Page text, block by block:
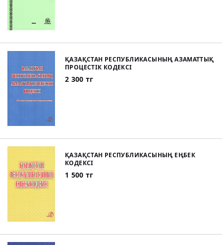
ҚАЗАҚСТАН РЕСПУБЛИКАСЫНЫҢ АЗАМАТТЫҚ
ПРОЦЕСТІК КОДЕКСІ
2 300 тг
ҚАЗАҚСТАН РЕСПУБЛИКАСЫНЫҢ ЕҢБЕК
КОДЕКСІ
1 500 тг